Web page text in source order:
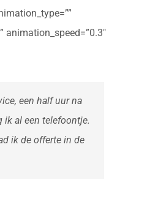
animation_speed=”0.3″
een half uur na
ik al een telefoontje.
ik de offerte in de